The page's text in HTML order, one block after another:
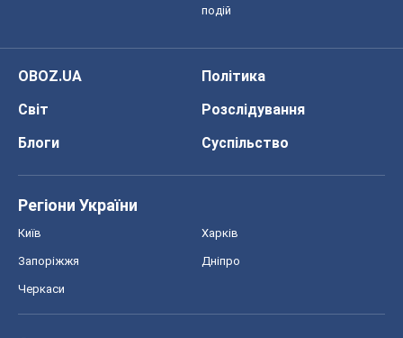
подій
OBOZ.UA
Політика
Світ
Розслідування
Блоги
Суспільство
Регіони України
Київ Харків
Запоріжжя Дніпро
Черкаси